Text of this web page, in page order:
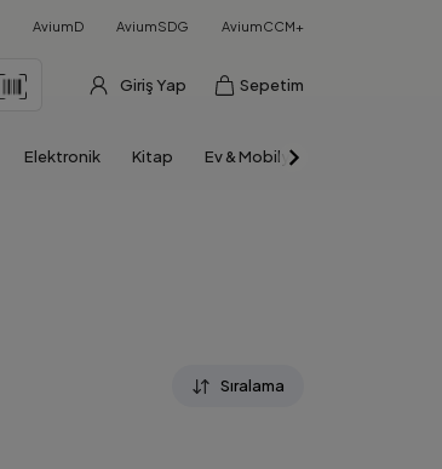
AviumD AviumSDG AviumCCM+
Giriş Yap Sepetim
Elektronik Kitap Ev & Mobilya
Sıralama